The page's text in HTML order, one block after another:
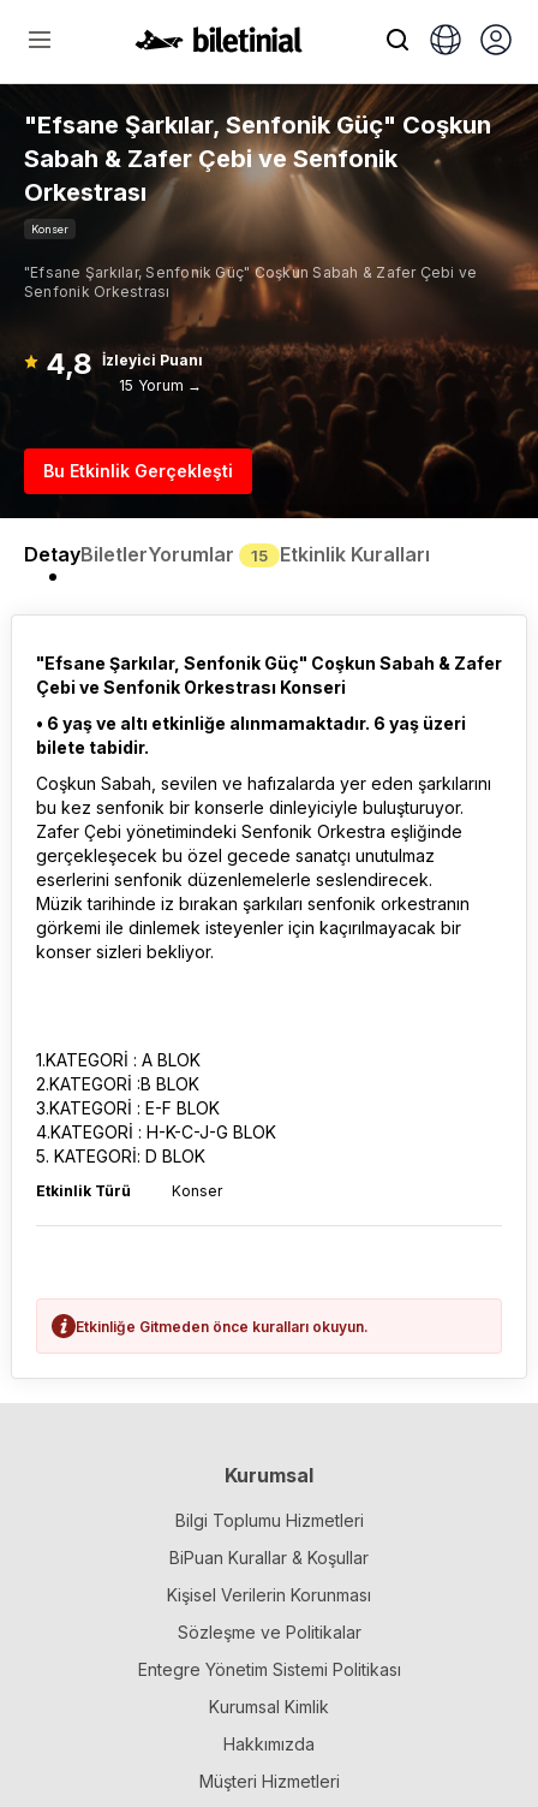
"Efsane Şarkılar, Senfonik Güç" Coşkun
Sabah & Zafer Çebi ve Senfonik
Orkestrası
Konser
"Efsane Şarkılar, Senfonik Güç" Coşkun Sabah & Zafer Çebi ve
Senfonik Orkestrası
4,8 İzleyici Puanı
15 Yorum →
Bu Etkinlik Gerçekleşti
DetayBiletlerYorumlar 15 Etkinlik Kuralları
"Efsane Şarkılar, Senfonik Güç" Coşkun Sabah & Zafer
Çebi ve Senfonik Orkestrası Konseri
• 6 yaş ve altı etkinliğe alınmamaktadır. 6 yaş üzeri
bilete tabidir.
Coşkun Sabah, sevilen ve hafızalarda yer eden şarkılarını
bu kez senfonik bir konserle dinleyiciyle buluşturuyor.
Zafer Çebi yönetimindeki Senfonik Orkestra eşliğinde
gerçekleşecek bu özel gecede sanatçı unutulmaz
eserlerini senfonik düzenlemelerle seslendirecek.
Müzik tarihinde iz bırakan şarkıları senfonik orkestranın
görkemi ile dinlemek isteyenler için kaçırılmayacak bir
konser sizleri bekliyor.
1.KATEGORİ : A BLOK
2.KATEGORİ :B BLOK
3.KATEGORİ : E-F BLOK
4.KATEGORİ : H-K-C-J-G BLOK
5. KATEGORİ: D BLOK
Etkinlik Türü Konser
Etkinliğe Gitmeden önce kuralları okuyun.
Kurumsal
Bilgi Toplumu Hizmetleri
BiPuan Kurallar & Koşullar
Kişisel Verilerin Korunması
Sözleşme ve Politikalar
Entegre Yönetim Sistemi Politikası
Kurumsal Kimlik
Hakkımızda
Müşteri Hizmetleri